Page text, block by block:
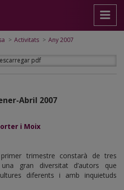
> Activitats > Any 2007
pdf
Abril 2007
i Moix
primer trimestre constarà de tres
gran diversitat d’autors que
diferents i amb inquietuds